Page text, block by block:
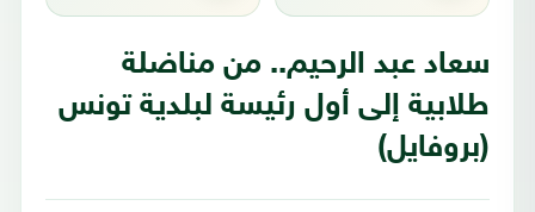
سعاد عبد الرحيم.. من مناضلة
طلابية إلى أول رئيسة لبلدية تونس
(بروفايل)